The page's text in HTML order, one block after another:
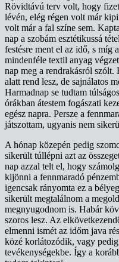
Rövidtávú terv volt, hogy
lévén, elég régen volt már
volt már a fal színe sem.
nap a szobám esztétikussá
festésre ment el az idő, s míg
mindenféle textil anyag
nap meg a rendrakásról szólt.
alatt rend lesz, de sajnálatos
Harmadnap se tudtam
órákban átestem fogászati
egész napra. Persze a
játszottam, ugyanis nem
A hónap közepén pedig
sikerült túllépni azt az
nap azzal telt el, hogy
kijönni a fennmaradó
igencsak rányomta ez a
sikerült megtalálnom a
megnyugodnom is. Habár
szoros lesz. Az
elmenni ismét az időm java
közé korlátozódik, vagy
tevékenységekbe. Így a